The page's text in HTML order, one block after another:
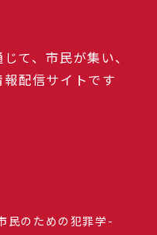
て、市民が集い、
配信サイトです
民のための犯罪学-